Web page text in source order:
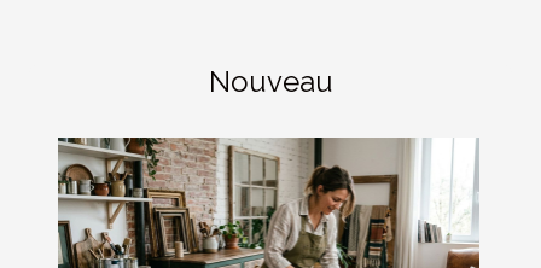
Nouveau